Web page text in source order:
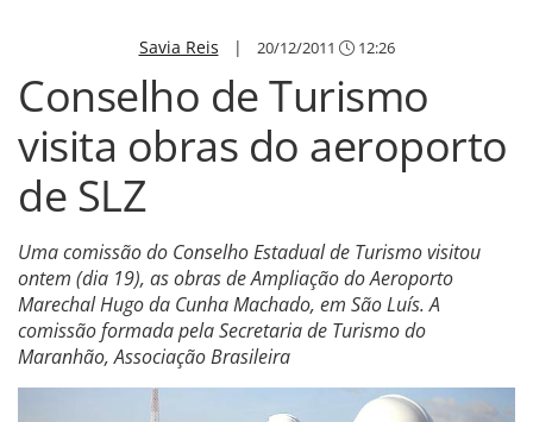
Savia Reis | 20/12/2011 12:26
Conselho de Turismo
visita obras do aeroporto
de SLZ
Uma comissão do Conselho Estadual de Turismo visitou
ontem (dia 19), as obras de Ampliação do Aeroporto
Marechal Hugo da Cunha Machado, em São Luís. A
comissão formada pela Secretaria de Turismo do
Maranhão, Associação Brasileira